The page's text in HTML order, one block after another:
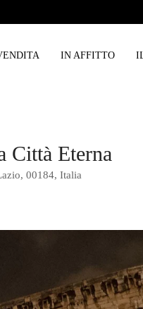
IN AFFITTO
Città Eterna
00184, Italia